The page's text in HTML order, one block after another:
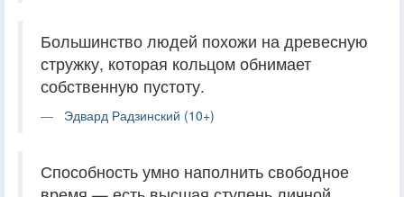
Большинство людей похожи на древесную
стружку, которая кольцом обнимает
собственную пустоту.
Эдвард Радзинский (10+)
Способность умно наполнить свободное